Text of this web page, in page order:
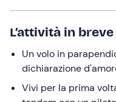
get
the
keyboard
shortcuts
changing
dates.
L’attività in breve
Un volo in
dichiarazione
Vivi per la prima